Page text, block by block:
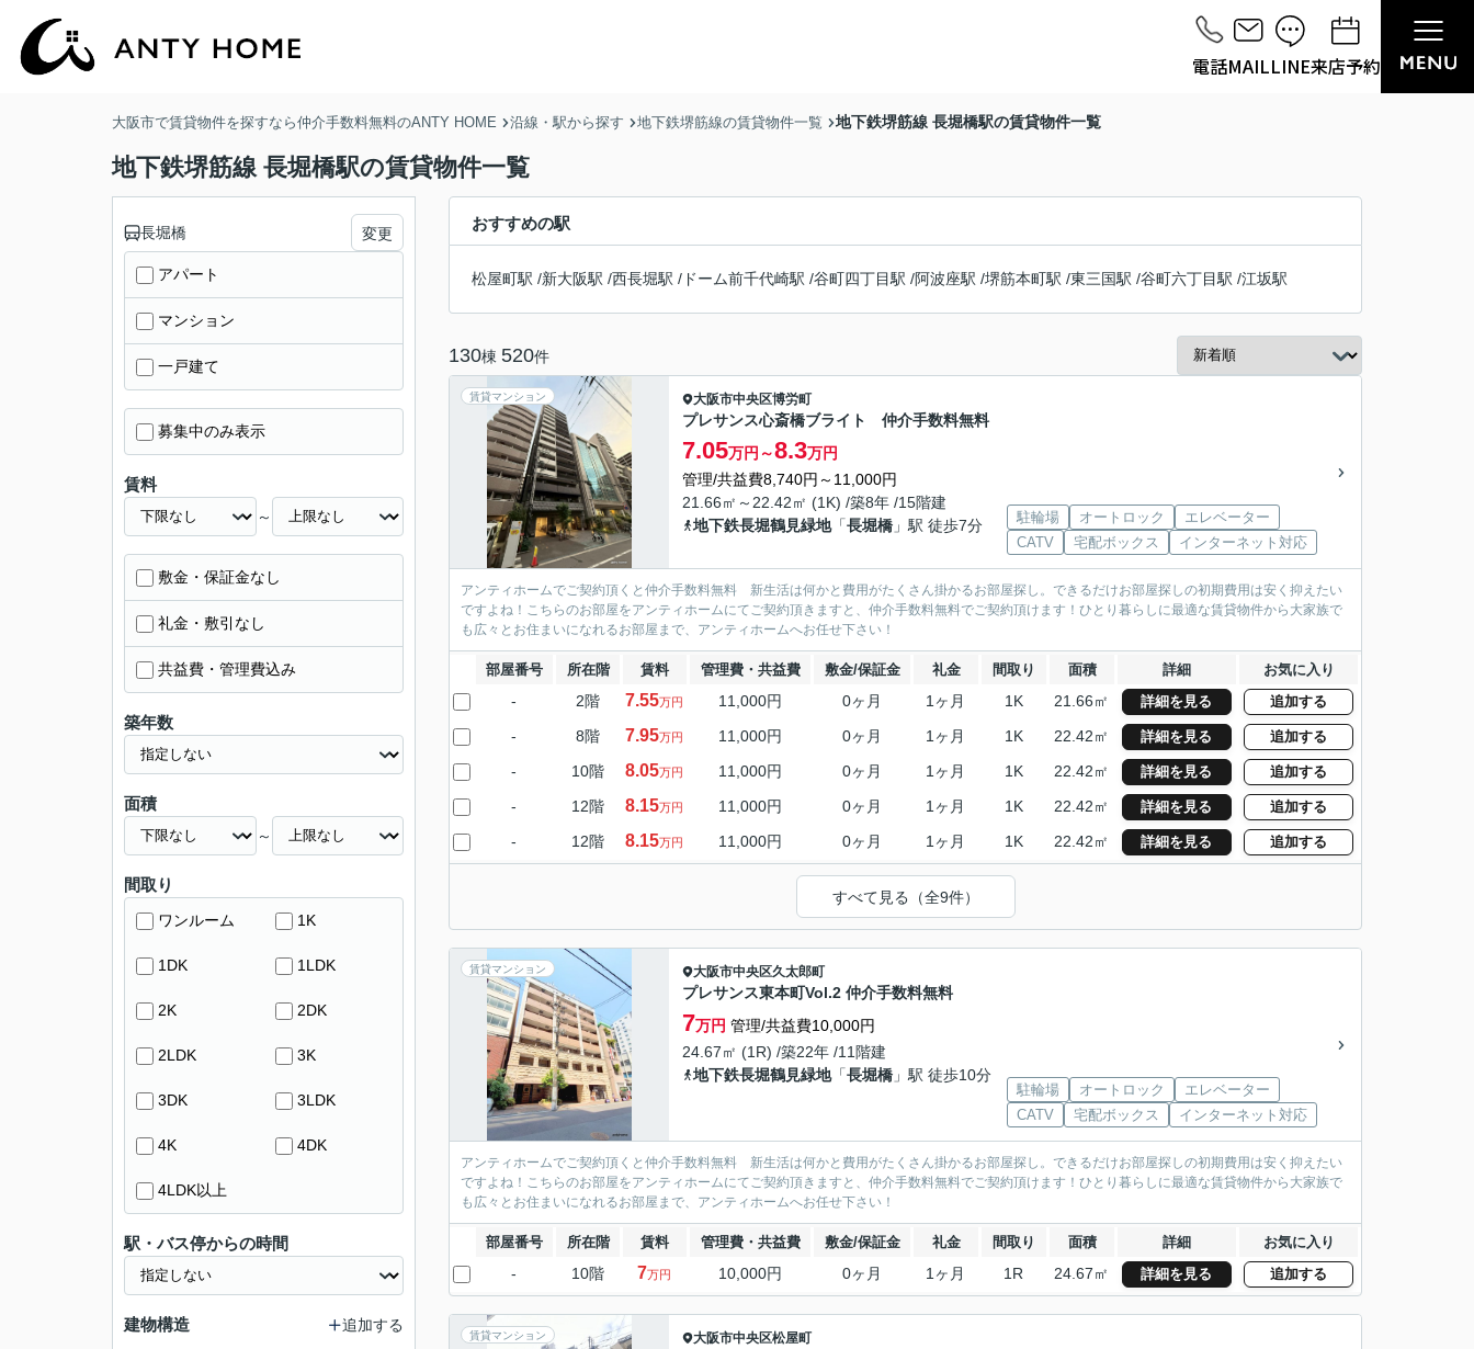
電話MAILLINE来店予約
大阪市で賃貸物件を探すなら仲介手数料無料のANTY HOME 沿線・駅から探す 地下鉄堺筋線の賃貸物件一覧 地下鉄堺筋線 長堀橋駅の賃貸物件一覧
地下鉄堺筋線 長堀橋駅の賃貸物件一覧
おすすめの駅
松屋町駅 /新大阪駅 /西長堀駅 / ドーム前千代崎駅 /谷町四丁目駅 /阿波座駅 /堺筋本町駅 /東三国駅 /谷町六丁目駅 /江坂駅
130棟 520件
賃貸マンション 大阪市中央区博労町
プレサンス心斎橋ブライト 仲介手数料無料
7.05万円～8.3万円
管理/共益費8,740円～11,000円
21.66㎡～22.42㎡ (1K) /築8年 /15階建
地下鉄長堀鶴見緑地「長堀橋 」駅 徒歩7分 駐輪場 オートロック
エレベーター
CATV
宅配ボックス インターネット対応
アンティホームでご契約頂くと仲介手数料無料 新生活は何かと費用がたくさん掛かるお部屋探し。できるだけお部屋探しの初期費用は安く抑えたい
ですよね！こちらのお部屋をアンティホームにてご契約頂きますと、仲介手数料無料でご契約頂けます！ひとり暮らしに最適な賃貸物件から大家族で
も広々とお住まいになれるお部屋まで、アンティホームへお任せ下さい！
部屋番号 所在階 賃料 管理費・共益費 敷金/保証金 礼金 間取り 面積 詳細 お気に入り
- 2階 7.55万円 11,000円 0ヶ月 1ヶ月 1K 21.66㎡ 詳細を見る 追加する
- 8階 7.95万円 11,000円 0ヶ月 1ヶ月 1K 22.42㎡ 詳細を見る 追加する
- 10階 8.05万円 11,000円 0ヶ月 1ヶ月 1K 22.42㎡ 詳細を見る 追加する
- 12階 8.15万円 11,000円 0ヶ月 1ヶ月 1K 22.42㎡ 詳細を見る 追加する
- 12階 8.15万円 11,000円 0ヶ月 1ヶ月 1K 22.42㎡ 詳細を見る 追加する
すべて見る（全9件）
賃貸マンション 大阪市中央区久太郎町
プレサンス東本町Vol.2 仲介手数料無料
7万円 管理/共益費10,000円
24.67㎡ (1R) /築22年 /11階建
地下鉄長堀鶴見緑地「長堀橋 」駅 徒歩10分
駐輪場 オートロック
エレベーター
CATV
宅配ボックス インターネット対応
アンティホームでご契約頂くと仲介手数料無料 新生活は何かと費用がたくさん掛かるお部屋探し。できるだけお部屋探しの初期費用は安く抑えたい
ですよね！こちらのお部屋をアンティホームにてご契約頂きますと、仲介手数料無料でご契約頂けます！ひとり暮らしに最適な賃貸物件から大家族で
も広々とお住まいになれるお部屋まで、アンティホームへお任せ下さい！
部屋番号 所在階 賃料 管理費・共益費 敷金/保証金 礼金 間取り 面積 詳細 お気に入り
- 10階 7万円 10,000円 0ヶ月 1ヶ月 1R 24.67㎡ 詳細を見る 追加する
賃貸マンション 大阪市中央区松屋町
長堀橋 変更
アパート
マンション
一戸建て
募集中のみ表示
賃料
～
敷金・保証金なし
礼金・敷引なし
共益費・管理費込み
築年数
面積
～
間取り
ワンルーム 1K
1DK 1LDK
2K 2DK
2LDK 3K
3DK 3LDK
4K 4DK
4LDK以上
駅・バス停からの時間
建物構造 追加する